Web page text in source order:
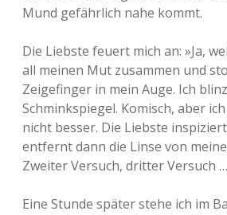
Mund gefährlich nahe kommt.
Die Liebste feuert mich an: »Ja,
all meinen Mut zusammen und
Zeigefinger in mein Auge. Ich
Schminkspiegel. Komisch, aber
nicht besser. Die Liebste
entfernt dann die Linse von
Zweiter Versuch, dritter Versuch …
Eine Stunde später stehe ich im